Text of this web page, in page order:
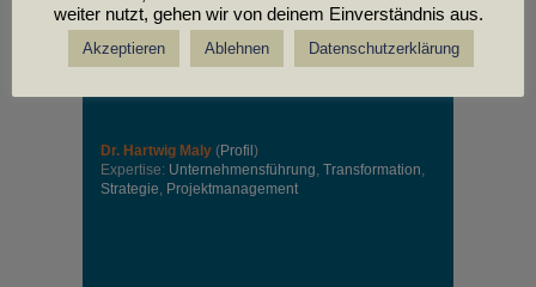
Dr. Hartwig Maly (Profil)
Expertise: Unternehmensführung Transformation
Strategie Projektmanagement
weiter nutzt, gehen wir von deinem Einverständnis aus.
Akzeptieren Ablehnen Datenschutzerklärung